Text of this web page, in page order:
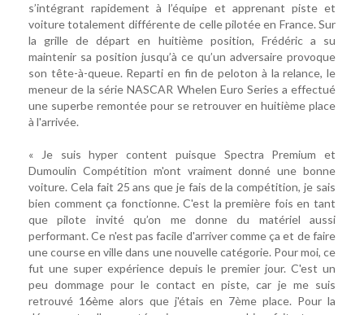
s’intégrant rapidement à l’équipe et apprenant piste et
voiture totalement différente de celle pilotée en France. Sur
la grille de départ en huitième position, Frédéric a su
maintenir sa position jusqu’à ce qu’un adversaire provoque
son tête-à-queue. Reparti en fin de peloton à la relance, le
meneur de la série NASCAR Whelen Euro Series a effectué
une superbe remontée pour se retrouver en huitième place
à l'arrivée.
« Je suis hyper content puisque Spectra Premium et
Dumoulin Compétition m'ont vraiment donné une bonne
voiture. Cela fait 25 ans que je fais de la compétition, je sais
bien comment ça fonctionne. C'est la première fois en tant
que pilote invité qu’on me donne du matériel aussi
performant. Ce n'est pas facile d'arriver comme ça et de faire
une course en ville dans une nouvelle catégorie. Pour moi, ce
fut une super expérience depuis le premier jour. C'est un
peu dommage pour le contact en piste, car je me suis
retrouvé 16ème alors que j'étais en 7ème place. Pour la